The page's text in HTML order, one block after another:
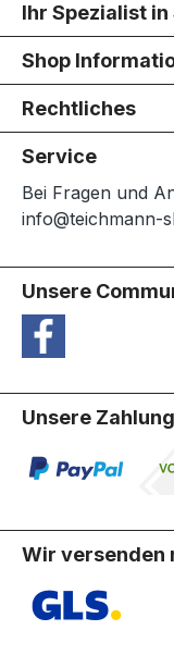
Ihr Spezialist
Shop
Rechtliches
Service
Bei Fragen und
info@teichmann-
Unsere
Unsere
Wir versenden